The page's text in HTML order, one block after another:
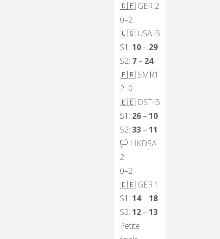
🇩🇪 GER 2
0–2
🇺🇸 USA-B
S1: 10– 29
S2: 7– 24
🇫🇷 SMR1
2–0
🇧🇪 DST-B
S1: 26– 10
S2: 33– 11
🏳 HKDSA
2
0–2
🇩🇪 GER 1
S1: 14– 18
S2: 12– 13
Petite